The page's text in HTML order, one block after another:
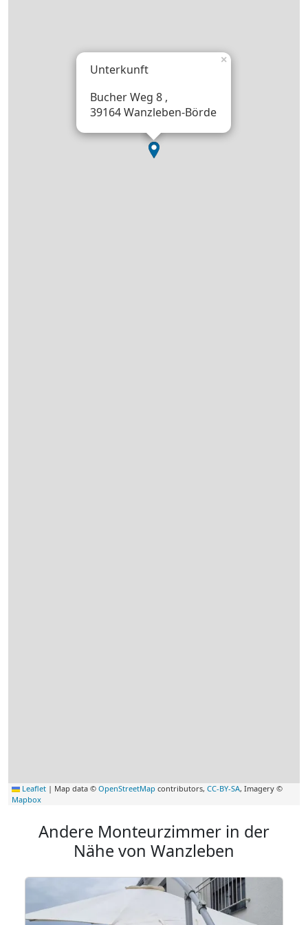
Unterkunft
Bucher Weg 8 ,
39164 Wanzleben-Börde
×
Leaflet | Map data © OpenStreetMap contributors, CC-BY-SA, Imagery ©
Mapbox
Andere Monteurzimmer in der
Nähe von Wanzleben